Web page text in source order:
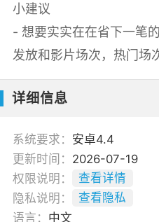
小建议
- 想要实实在在省下一笔
发放和影片场次，热门场
详细信息
系统要求： 安卓4.4
更新时间： 2026-07-19
权限说明：
查看详情
隐私说明：
查看隐私
语言： 中文